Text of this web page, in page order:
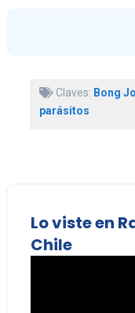
Claves: Bong
parásitos
Lo viste en
Chile